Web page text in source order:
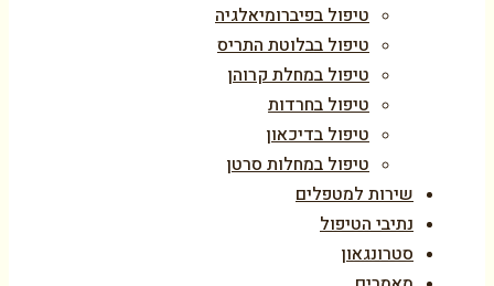
טיפול בפיברומיאלגיה
טיפול בבלוטת התריס
טיפול במחלת קרוהן
טיפול בחרדות
טיפול בדיכאון
טיפול במחלות סרטן
שירות למטפלים
נתיבי הטיפול
סטרונגאון